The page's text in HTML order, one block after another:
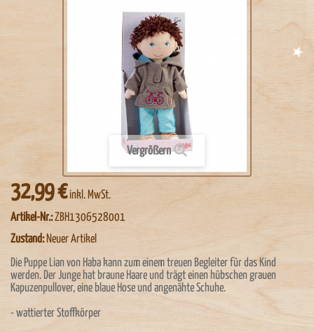
Vergrößern
32,99 €inkl. MwSt.
Artikel-Nr.:ZBH1306528001
Zustand: Neuer Artikel
Die Puppe Lian von Haba kann zum einem treuen Begleiter für das Kind
werden. Der Junge hat braune Haare und trägt einen hübschen grauen
Kapuzenpullover, eine blaue Hose und angenähte Schuhe.
- wattierter Stoffkörper